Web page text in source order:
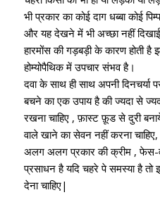
भी प्रकार का कोई दाग धब्बा कोई
और यह देखने में भी अच्छा नहीं
हारमोंस की गड़बड़ी के कारण होती है
होम्योपैथिक में उपचार संभव है।
दवा के साथ ही साथ अपनी दिनचर्या
बचने का एक उपाय है की ज्यदा से
रखना चाहिए , फ़ास्ट फ़ूड से दुरी
वाले खाने का सेवन नहीं करना चाहिए,
अलग अलग प्रकार की क्रीम , फेस-
प्रसाधन है यदि चहरे पे समस्या है
देना चाहिए|